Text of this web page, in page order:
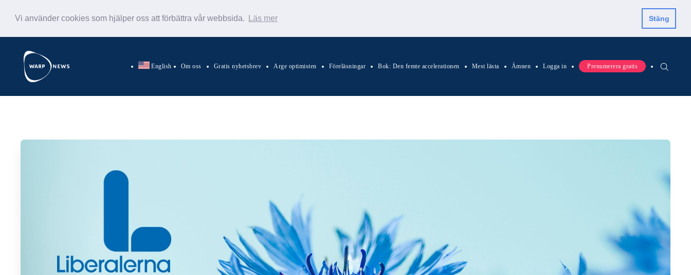
Vi använder cookies som hjälper oss att förbättra vår webbsida. Läs mer Stäng
English Om oss Gratis nyhetsbrev Arge optimisten Föreläsningar Bok: Den femte accelerationen Mest lästa Ämnen Logga in Prenumerera gratis